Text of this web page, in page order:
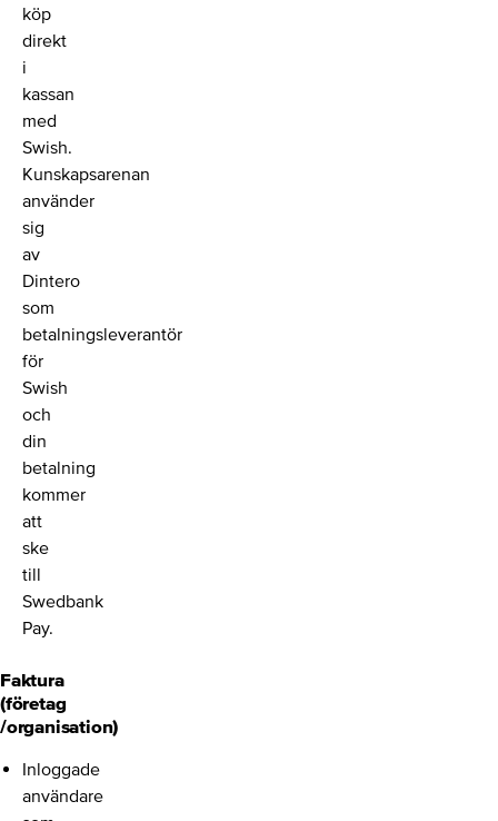
köp
direkt
i
kassan
med
Swish.
Kunskapsarenan
använder
sig
av
Dintero
som
betalningsleverantör
för
Swish
och
din
betalning
kommer
att
ske
till
Swedbank
Pay.
Faktura
(företag
/organisation)
Inloggade
användare